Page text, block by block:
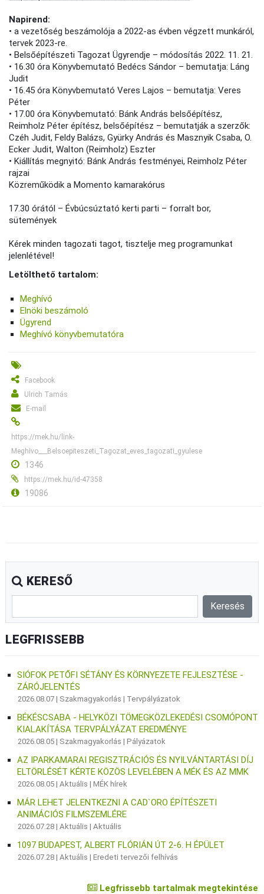
Napirend:
• a vezetőség beszámolója a 2022-as évben végzett munkáról,
tervek 2023-re.
• Belsőépítészeti Tagozat Ügyrendje – módosítás 2022. 11. 21.
• 16.30 óra Könyvbemutató Bedécs Sándor – bemutatja: Láng
Judit
• 16.45 óra Könyvbemutató Veres Lajos – bemutatja: Veres
Péter
• 17.00 óra Könyvbemutató: Bánk András belsőépítész,
Reimholz Péter építész, belsőépítész – bemutatják a szerzők:
Czéh Judit, Feldy Balázs, Gyürky András és Masznyik Csaba, O.
Ecker Judit, Walton (Reimholz) Eszter
• Kiállítás megnyitó: Bánk András festményei, Reimholz Péter
rajzai
Közreműködik a Momento kamarakórus
17.30 órától – Évbúcsúztató kerti parti – forralt bor,
sütemények
Kérek minden tagozati tagot, tisztelje meg programunkat
jelenlétével!
Letölthető tartalom:
Meghívó
Elnöki beszámoló
Ügyrend
Meghívó könyvbemutatóra
Facebook
Ulrich Tamás
E-mail
https://mek.hu/link-
Meghivo___Belsoepiteszeti_Tagozat_eves_tagozati_gyulese
1346
https://mek.hu/id-47358
19086
KERESŐ
LEGFRISSEBB
SIÓFOK PETŐFI SÉTÁNY ÉS KÖRNYEZETE FEJLESZTÉSE -
ZÁRÓJELENTÉS
2026.08.07 | Szakmagyakorlás | Tervpályázatok
BÉKÉSCSABA - HELYKÖZI TÖMEGKÖZLEKEDÉSI CSOMÓPONT
KIALAKÍTÁSA TERVPÁLYÁZAT EREDMÉNYE
2026.08.05 | Szakmagyakorlás |Pályázatok
AZ IPARKAMARAI REGISZTRÁCIÓS ÉS NYILVÁNTARTÁSI DÍJ
ELTÖRLÉSÉT KÉRTE KÖZÖS LEVELÉBEN A MÉK ÉS AZ MMK
2026.08.05 |Aktuális |MÉK hírek
MÁR LEHET JELENTKEZNI A CAD`ORO ÉPÍTÉSZETI
ANIMÁCIÓS FILMSZEMLÉRE
2026.07.28 |Aktuális |Aktuális
1097 BUDAPEST, ALBERT FLÓRIÁN ÚT 2-6. H ÉPÜLET
2026.07.28 |Aktuális |Eredeti tervezői felhívás
Legfrissebb tartalmak megtekintése